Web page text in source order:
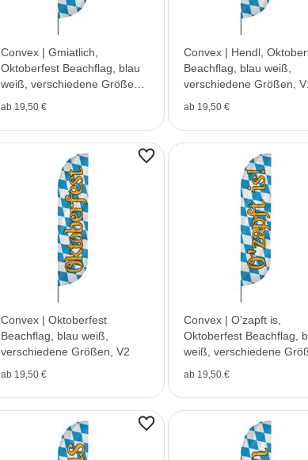
Convex | Gmiatlich,
Oktoberfest Beachflag, blau
weiß, verschiedene Größen,
ab 19,50 €
Convex | Hendl,
Beachflag, blau weiß,
verschiedene Größen,
ab 19,50 €
Convex | Oktoberfest
Beachflag, blau weiß,
verschiedene Größen, V2
ab 19,50 €
Convex | O’zapft is,
Oktoberfest Beachflag,
weiß, verschiedene
ab 19,50 €